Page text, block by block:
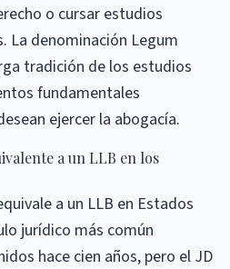
o cursar estudios
La denominación Legum
tradición de los estudios
fundamentales
ejercer la abogacía.
a un LLB en los
a un LLB en Estados
jurídico más común
hace cien años, pero el JD